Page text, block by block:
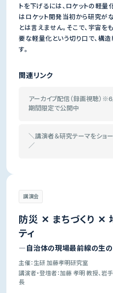
トを下げるには、ロケットの軽
はロケット開発当初から研究が
とは言えません。そこで、宇宙
要な軽量化という切り口で、構
す。
関連リンク
アーカイブ配信（録画視聴）
期間限定で公開中
＼講演者＆研究テーマをショー
／
講演会
防災 ✕ まちづくり ✕
ティ
―自治体の現場最前線の生
主催：生研 加藤孝明研究室
講演者・登壇者：加藤 孝明 教授、
長